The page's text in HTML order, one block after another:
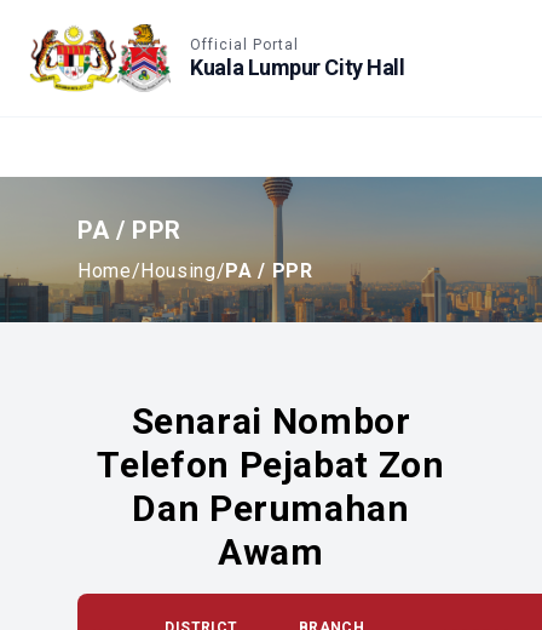
Official Portal
Kuala Lumpur City Hall
PA / PPR
Home/Housing/PA / PPR
Senarai Nombor
Telefon Pejabat Zon
Dan Perumahan
Awam